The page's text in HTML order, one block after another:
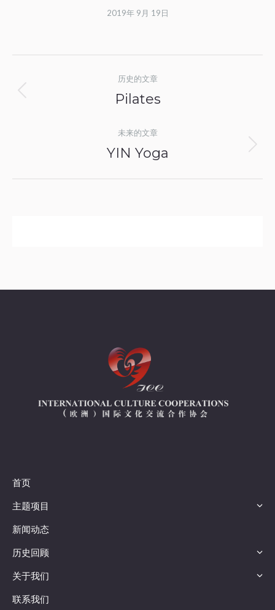
2019年 9月 19日
册
历史的文章
上
个
相
Pilates
未来的文章
下
YIN Yoga
首页
主题项目
新闻动态
历史回顾
关于我们
联系我们